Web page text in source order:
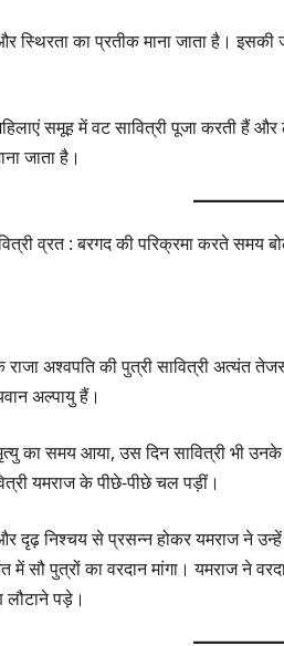
और स्थिरता का प्रतीक माना जाता है।
समूह में वट सावित्री पूजा करती हैं
जाता है।
अश्वपति की पुत्री सावित्री अत्यंत
अल्पायु हैं।
का समय आया, उस दिन सावित्री भी
यमराज के पीछे-पीछे चल पड़ीं।
और दृढ़ निश्चय से प्रसन्न होकर यमराज
सौ पुत्रों का वरदान मांगा। यमराज ने
लौटाने पड़े।